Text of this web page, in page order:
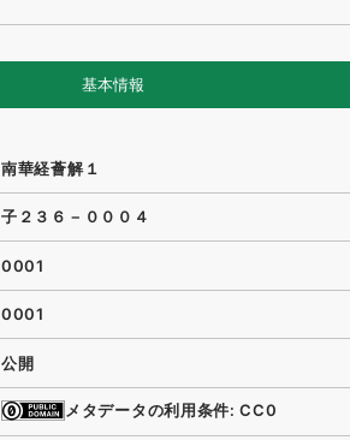
基本情報
南華経薈解１
子２３６－０００４
0001
0001
公開
メタデータの利用条件: CC0